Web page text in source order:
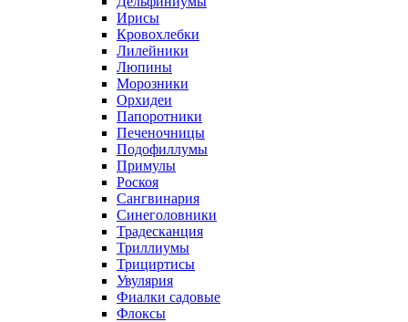
Ирисы
Кровохлебки
Лилейники
Люпины
Морозники
Орхидеи
Папоротники
Печеночницы
Подофиллумы
Примулы
Роскоя
Сангвинария
Синеголовники
Традесканция
Триллиумы
Трициртисы
Увулярия
Фиалки садовые
Флоксы